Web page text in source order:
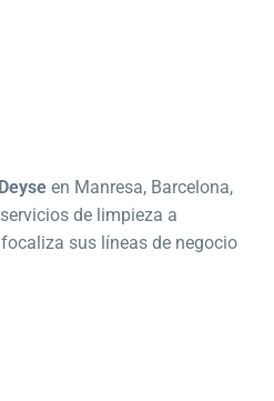
en Manresa, Barcelona,
de limpieza a
sus líneas de negocio